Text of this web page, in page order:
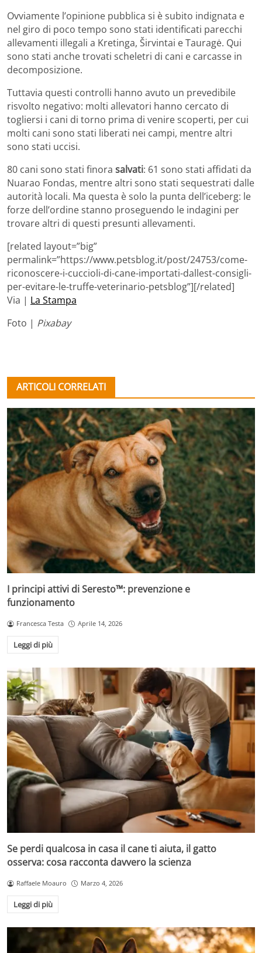
Ovviamente l’opinione pubblica si è subito indignata e
nel giro di poco tempo sono stati identificati parecchi
allevamenti illegali a Kretinga, Širvintai e Tauragė. Qui
sono stati anche trovati scheletri di cani e carcasse in
decomposizione.
Tuttavia questi controlli hanno avuto un prevedibile
risvolto negativo: molti allevatori hanno cercato di
togliersi i cani di torno prima di venire scoperti, per cui
molti cani sono stati liberati nei campi, mentre altri
sono stati uccisi.
80 cani sono stati finora salvati: 61 sono stati affidati da
Nuarao Fondas, mentre altri sono stati sequestrati dalle
autorità locali. Ma questa è solo la punta dell’iceberg: le
forze dell’ordine stanno proseguendo le indagini per
trovare altri di questi presunti allevamenti.
[related layout=”big”
permalink=”https://www.petsblog.it/post/24753/come-
riconoscere-i-cuccioli-di-cane-importati-dallest-consigli-
per-evitare-le-truffe-veterinario-petsblog”][/related]
Via | La Stampa
Foto | Pixabay
ARTICOLI CORRELATI
I principi attivi di Seresto™: prevenzione e
funzionamento
Francesca Testa Aprile 14, 2026
Leggi di più
Se perdi qualcosa in casa il cane ti aiuta, il gatto
osserva: cosa racconta davvero la scienza
Raffaele Moauro Marzo 4, 2026
Leggi di più